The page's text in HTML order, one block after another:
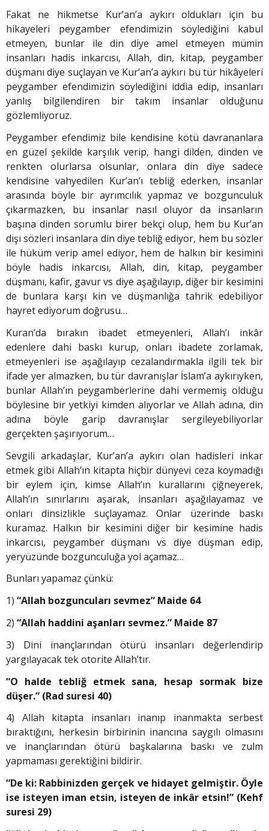
Fakat ne hikmetse Kur’an’a aykırı oldukları için bu
hikayeleri peygamber efendimizin söylediğini kabul
etmeyen, bunlar ile din diye amel etmeyen mümin
insanları hadis inkarcısı, Allah, din, kitap, peygamber
düşmanı diye suçlayan ve Kur’an’a aykırı bu tür hikâyeleri
peygamber efendimizin söylediğini iddia edip, insanları
yanlış bilgilendiren bir takım insanlar olduğunu
gözlemliyoruz.
Peygamber efendimiz bile kendisine kötü davrananlara
en güzel şekilde karşılık verip, hangi dilden, dinden ve
renkten olurlarsa olsunlar, onlara din diye sadece
kendisine vahyedilen Kur’an’ı tebliğ ederken, insanlar
arasında böyle bir ayrımcılık yapmaz ve bozgunculuk
çıkarmazken, bu insanlar nasıl oluyor da insanların
başına dinden sorumlu birer bekçi olup, hem bu Kur’an
dışı sözleri insanlara din diye tebliğ ediyor, hem bu sözler
ile hüküm verip amel ediyor, hem de halkın bir kesimini
böyle hadis inkarcısı, Allah, din, kitap, peygamber
düşmanı, kafir, gavur vs diye aşağılayıp, diğer bir kesimini
de bunlara karşı kin ve düşmanlığa tahrik edebiliyor
hayret ediyorum doğrusu…
Kuran’da bırakın ibadet etmeyenleri, Allah’ı inkâr
edenlere dahi baskı kurup, onları ibadete zorlamak,
etmeyenleri ise aşağılayıp cezalandırmakla ilgili tek bir
ifade yer almazken, bu tür davranışlar İslam’a aykırıyken,
bunlar Allah’ın peygamberlerine dahi vermemiş olduğu
böylesine bir yetkiyi kimden alıyorlar ve Allah adına, din
adına böyle garip davranışlar sergileyebiliyorlar
gerçekten şaşırıyorum…
Sevgili arkadaşlar, Kur’an’a aykırı olan hadisleri inkar
etmek gibi Allah’ın kitapta hiçbir dünyevi ceza koymadığı
bir eylem için, kimse Allah’ın kurallarını çiğneyerek,
Allah’ın sınırlarını aşarak, insanları aşağılayamaz ve
onları dinsizlikle suçlayamaz. Onlar üzerinde baskı
kuramaz. Halkın bir kesimini diğer bir kesimine hadis
inkarcısı, peygamber düşmanı vs diye düşman edip,
yeryüzünde bozgunculuğa yol açamaz…
Bunları yapamaz çünkü:
1) “Allah bozguncuları sevmez” Maide 64
2) “Allah haddini aşanları sevmez.” Maide 87
3) Dini inançlarından ötürü insanları değerlendirip
yargılayacak tek otorite Allah’tır.
“O halde tebliğ etmek sana, hesap sormak bize
düşer.” (Rad suresi 40)
4) Allah kitapta insanları inanıp inanmakta serbest
bıraktığını, herkesin birbirinin inancına saygılı olmasını
ve inançlarından ötürü başkalarına baskı ve zulm
yapmaması gerektiğini bildirir.
“De ki: Rabbinizden gerçek ve hidayet gelmiştir. Öyle
ise isteyen iman etsin, isteyen de inkâr etsin!” (Kehf
suresi 29)